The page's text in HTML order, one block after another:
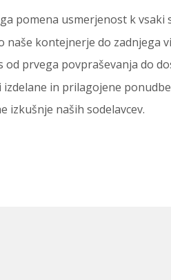
pomena usmerjenost k vsaki
naše kontejnerje do zadnjega
od prvega povpraševanja do
in prilagojene
izkušnje naših sodelavcev.